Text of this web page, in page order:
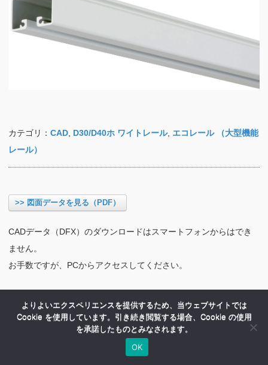
カテゴリ： CAD D30/D40ホ ワイトレール, エコレール （大型機能
レール）
>> 図面データを見る（PDF）
CADデータ（DFX）のダウンロードはスマートフォンからはでき
ません。
お手数ですが、PCからアクセスしてください。
よりよいエクスペリエンスを提供するため、当ウェブサイトでは
Cookie を使用しています。引き続き閲覧する場合、Cookie の使用
を承諾したものとみなされます。
OK